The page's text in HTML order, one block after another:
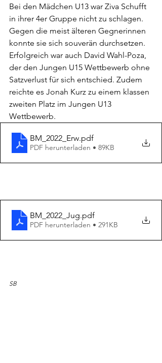
Bei den Mädchen U13 war Ziva Schufft
in ihrer 4er Gruppe nicht zu schlagen.
Gegen die meist älteren Gegnerinnen
konnte sie sich souverän durchsetzen.
Erfolgreich war auch David Wahl-Poza,
der den Jungen U15 Wettbewerb ohne
Satzverlust für sich entschied. Zudem
reichte es Jonah Kurz zu einem klassen
zweiten Platz im Jungen U13
Wettbewerb.
BM_2022_Erw.pdf
PDF herunterladen • 89KB
BM_2022_Jug.pdf
PDF herunterladen • 291KB
SB